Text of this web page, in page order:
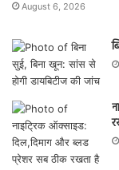
August 6, 2026